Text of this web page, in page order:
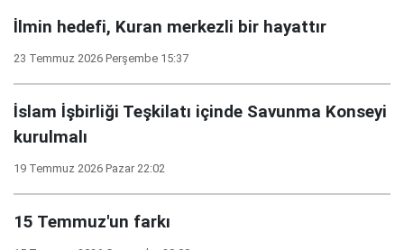
İlmin hedefi, Kuran merkezli bir hayattır
23 Temmuz 2026 Perşembe 15:37
İslam İşbirliği Teşkilatı içinde Savunma Konseyi
kurulmalı
19 Temmuz 2026 Pazar 22:02
15 Temmuz'un farkı